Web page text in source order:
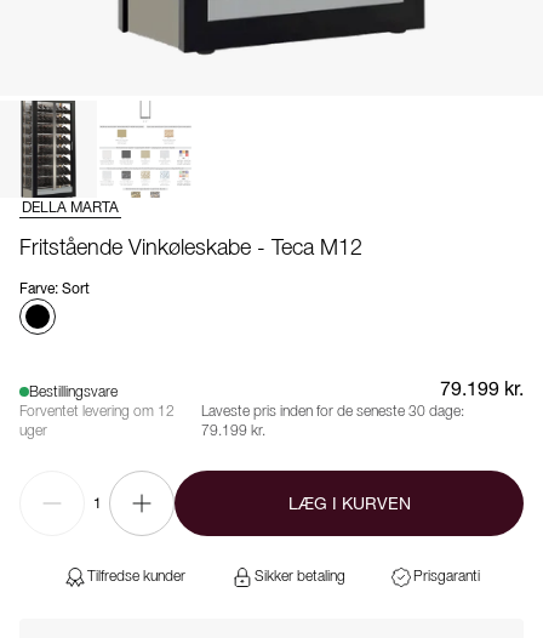
DELLA MARTA
Fritstående Vinkøleskabe - Teca M12
Farve: Sort
Bestillingsvare
Forventet levering om 12
uger
79.199 kr.
Laveste pris inden for de seneste 30 dage:
79.199 kr.
1 LÆG I KURVEN
Tilfredse kunder Sikker betaling Prisgaranti